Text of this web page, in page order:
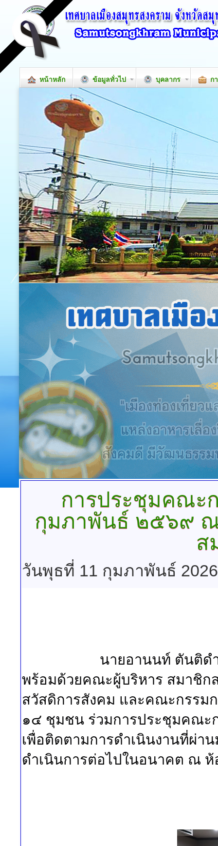
หน้าหลัก ข้อมูลทั่วไป บุคลากร ก
การประชุมคณะ
กุมภาพันธ์ ๒๕๖๙ ณ
ส
วันพุธที่ 11 กุมภาพันธ์ 2026
นายอานนท์ ตันติด
พร้อมด้วยคณะผู้บริหาร สมาชิก
สวัสดิการสังคม และคณะกรรม
๑๔ ชุมชน ร่วมการประชุมคณะ
เพื่อติดตามการดำเนินงานที่ผ่า
ดำเนินการต่อไปในอนาคต ณ ห้